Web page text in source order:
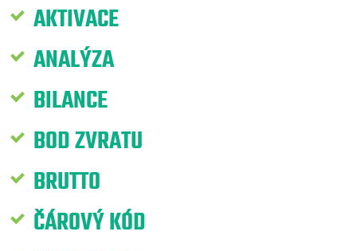
AKTIVACE
ANALÝZA
BILANCE
BOD ZVRATU
BRUTTO
ČÁROVÝ KÓD